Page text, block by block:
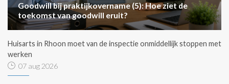
Goodwill bij praktijkovername (5): Hoe ziet de
toekomst van goodwill eruit?
Huisarts in Rhoon moet van de inspectie onmiddellijk stoppen met
werken
07 aug 2026